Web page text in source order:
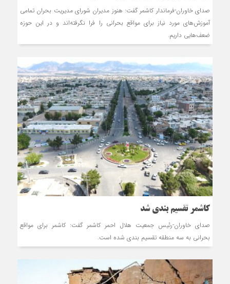
صدای خاوران-فرماندار کاشمر گفت: هنوز مدیران شورای مدیریت بحران تمامی
آموزش‌های مورد نیاز برای مواقع بحرانی را فرا نگرفته‌اند و در این حوزه
ضعف‌هایی داریم.
کاشمر تقسیم بندی شد
صدای خاوران-رئیس جمعیت هلال احمر کاشمر گفت: کاشمر برای مواقع
بحرانی به سه منطقه تقسیم بندی شده است.